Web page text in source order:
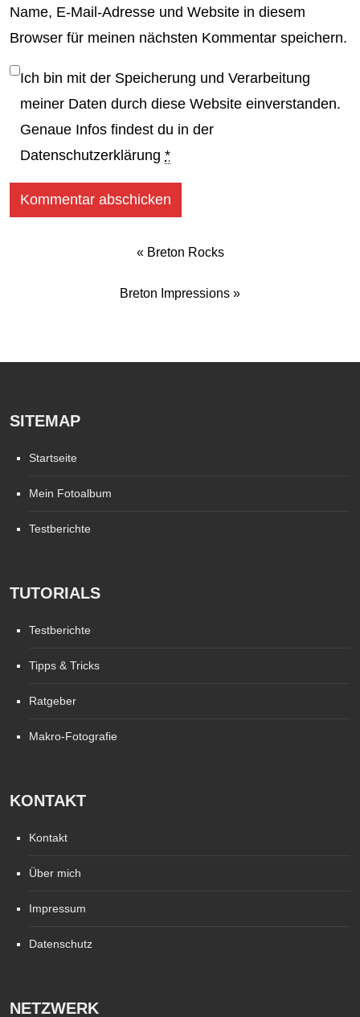
Name, E-Mail-Adresse und Website in diesem
Browser für meinen nächsten Kommentar speichern.
Ich bin mit der Speicherung und Verarbeitung
meiner Daten durch diese Website einverstanden.
Genaue Infos findest du in der
Datenschutzerklärung *
« Breton Rocks
Breton Impressions »
SITEMAP
Startseite
Mein Fotoalbum
Testberichte
TUTORIALS
Testberichte
Tipps & Tricks
Ratgeber
Makro-Fotografie
KONTAKT
Kontakt
Über mich
Impressum
Datenschutz
NETZWERK